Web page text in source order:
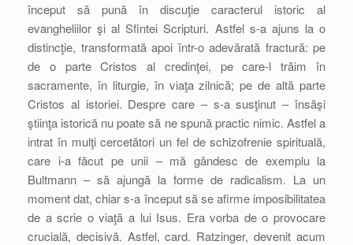
început să pună în discuţie caracterul istoric al
evangheliilor şi al Sfintei Scripturi. Astfel s-a ajuns la o
distincţie, transformată apoi într-o adevărată fractură: pe
de o parte Cristos al credinţei, pe care-l trăim în
sacramente, în liturgie, în viaţa zilnică; pe de altă parte
Cristos al istoriei. Despre care – s-a susţinut – însăşi
ştiinţa istorică nu poate să ne spună practic nimic. Astfel a
intrat în mulţi cercetători un fel de schizofrenie spirituală,
care i-a făcut pe unii – mă gândesc de exemplu la
Bultmann – să ajungă la forme de radicalism. La un
moment dat, chiar s-a început să se afirme imposibilitatea
de a scrie o viaţă a lui Isus. Era vorba de o provocare
crucială, decisivă. Astfel, card. Ratzinger, devenit acum